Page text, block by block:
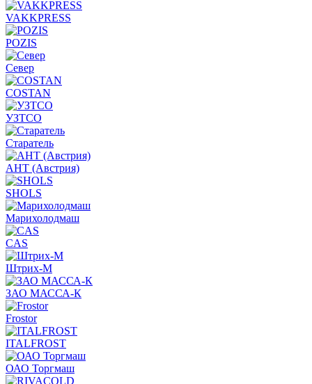
VAKKPRESS
POZIS
Север
COSTAN
УЗТСО
Старатель
АНТ (Австрия)
SHOLS
Марихолодмаш
CAS
Штрих-М
ЗАО МАССА-К
Frostor
ITALFROST
ОАО Торгмаш